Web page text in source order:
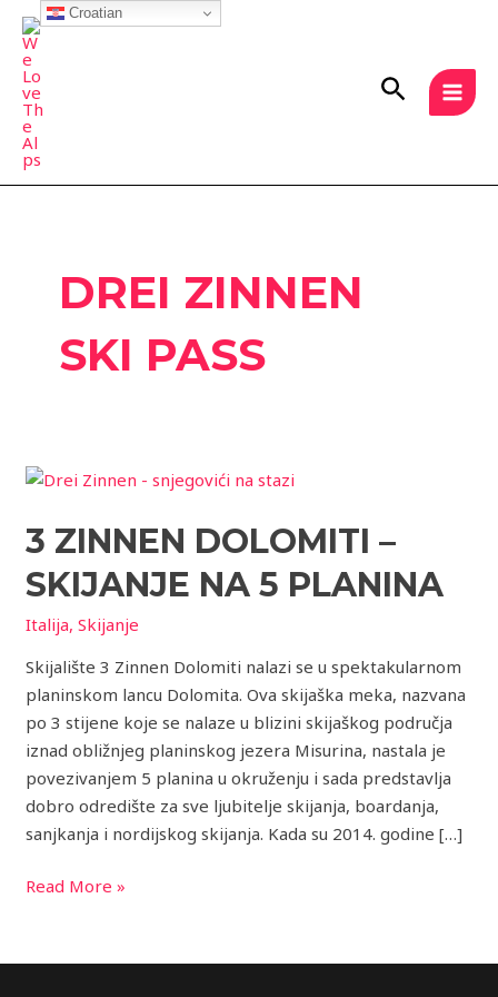
Skip
content
Search
DREI ZINNEN
SKI PASS
3 ZINNEN DOLOMITI –
SKIJANJE NA 5 PLANINA
Italija,Skijanje
Skijalište 3 Zinnen Dolomiti nalazi se u spektakularnom
planinskom lancu Dolomita. Ova skijaška meka, nazvana
po 3 stijene koje se nalaze u blizini skijaškog područja
iznad obližnjeg planinskog jezera Misurina, nastala je
povezivanjem 5 planina u okruženju i sada predstavlja
dobro odredište za sve ljubitelje skijanja, boardanja,
sanjkanja i nordijskog skijanja. Kada su 2014. godine […]
3
Dolomiti
skijanje
na
planina
Read More »
Croatian